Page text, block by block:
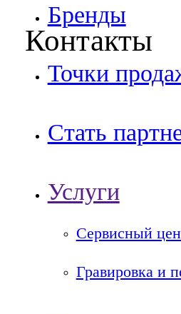
Бренды
Точки
Стать
Услуги
Сервисный
Гравировка и
Контакты